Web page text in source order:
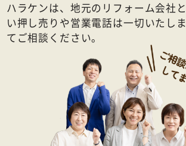
ハラケンは、地元のリフォーム会社
い押し売りや営業電話は一切いたし
てご相談ください。